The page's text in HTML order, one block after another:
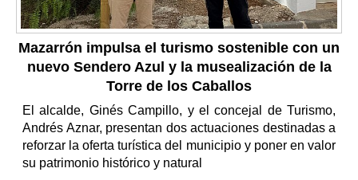
Mazarrón impulsa el turismo sostenible con un
nuevo Sendero Azul y la musealización de la
Torre de los Caballos
El alcalde, Ginés Campillo, y el concejal de Turismo,
Andrés Aznar, presentan dos actuaciones destinadas a
reforzar la oferta turística del municipio y poner en valor
su patrimonio histórico y natural